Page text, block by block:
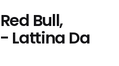
Bull,
Lattina Da